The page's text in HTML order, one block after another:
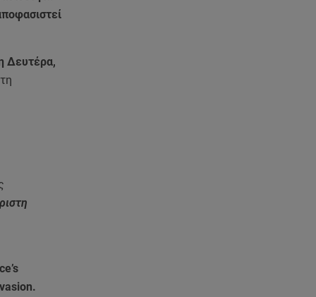
Δευτέρα,